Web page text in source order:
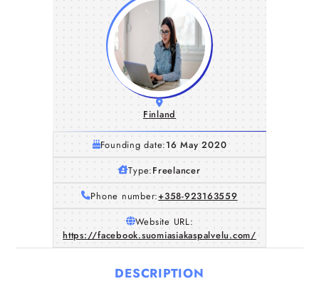
Finland
Founding date:16 May 2020
Type:Freelancer
Phone number:+358-923163559
Website URL:
https://facebook.suomiasiakaspalvelu.com/
DESCRIPTION